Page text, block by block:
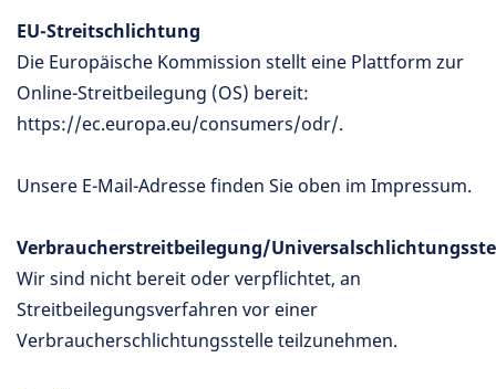
EU-Streitschlichtung
Die Europäische Kommission stellt eine Plattform zur
Online-Streitbeilegung (OS) bereit:
https://ec.europa.eu/consumers/odr/.
Unsere E-Mail-Adresse finden Sie oben im Impressum.
Verbraucherstreitbeilegung/
Wir sind nicht bereit oder verpflichtet, an
Streitbeilegungsverfahren vor einer
Verbraucherschlichtungsstelle teilzunehmen.